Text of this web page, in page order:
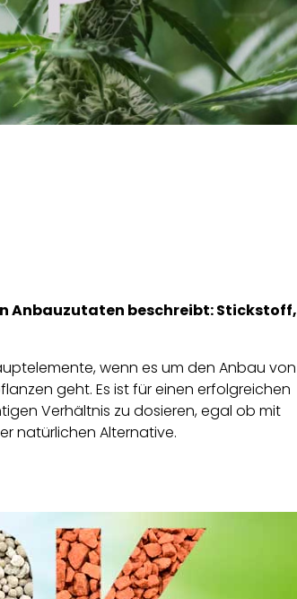
Anbauzutaten beschreibt: Stickstoff,
wenn es um den Anbau von
geht. Es ist für einen erfolgreichen
Verhältnis zu dosieren, egal ob mit
natürlichen Alternative.